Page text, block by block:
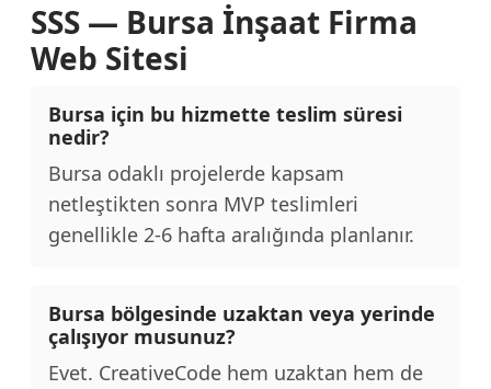
SSS — Bursa İnşaat Firma
Web Sitesi
Bursa için bu hizmette teslim süresi
nedir?
Bursa odaklı projelerde kapsam
netleştikten sonra MVP teslimleri
genellikle 2-6 hafta aralığında planlanır.
Bursa bölgesinde uzaktan veya yerinde
çalışıyor musunuz?
Evet. CreativeCode hem uzaktan hem de